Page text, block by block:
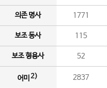
의존 명사 1771
보조 동사 115
보조 형용사 52
어미 2) 2837